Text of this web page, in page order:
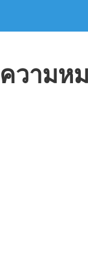
วามห